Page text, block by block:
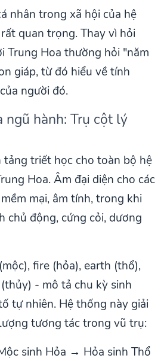
nhân trong xã hội của hệ
quan trọng. Thay vì hỏi
Trung Hoa thường hỏi "năm
giáp, từ đó hiểu về tính
người đó.
ngũ hành: Trụ cột lý
triết học cho toàn bộ hệ
Hoa. Âm đại diện cho các
mại, âm tính, trong khi
chủ động, cứng cỏi, dương
fire (hỏa), earth (thổ),
- mô tả chu kỳ sinh
tự nhiên. Hệ thống này giải
tương tác trong vũ trụ:
sinh Hỏa → Hỏa sinh Thổ